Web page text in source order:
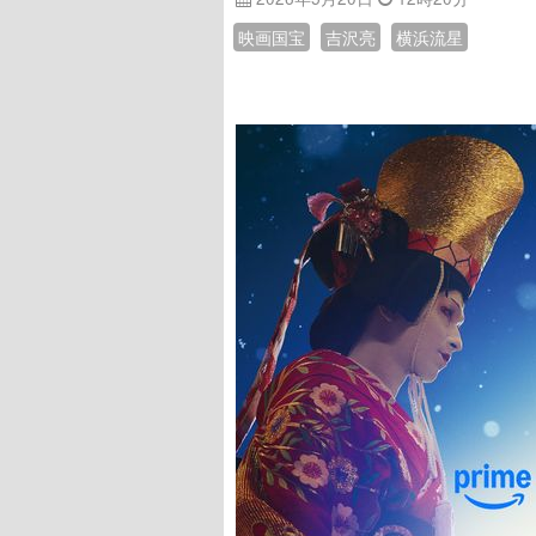
映画国宝
吉沢亮 横浜流星